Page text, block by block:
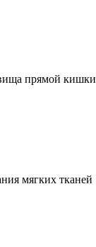
прямой кишки
мягких тканей